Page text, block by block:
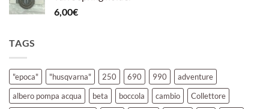
6,00€
TAGS
"epoca" "husqvarna" 250 690 990
adventure
albero pompa acqua
beta boccola cambio
Collettore